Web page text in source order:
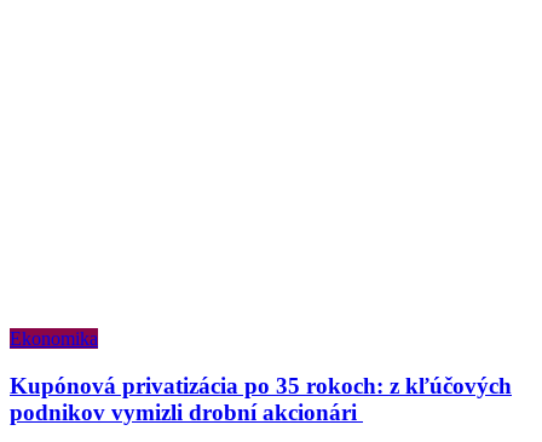
Ekonomika
Kupónová privatizácia po 35 rokoch: z kľúčových
podnikov vymizli drobní akcionári